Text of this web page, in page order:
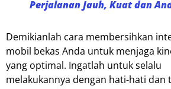
Perjalanan Jauh, Kuat dan
Demikianlah cara membersihkan
mobil bekas Anda untuk menjaga
yang optimal. Ingatlah untuk selalu
melakukannya dengan hati-hati dan